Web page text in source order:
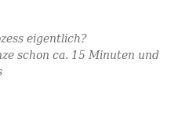
eigentlich?
schon ca. 15 Minuten und